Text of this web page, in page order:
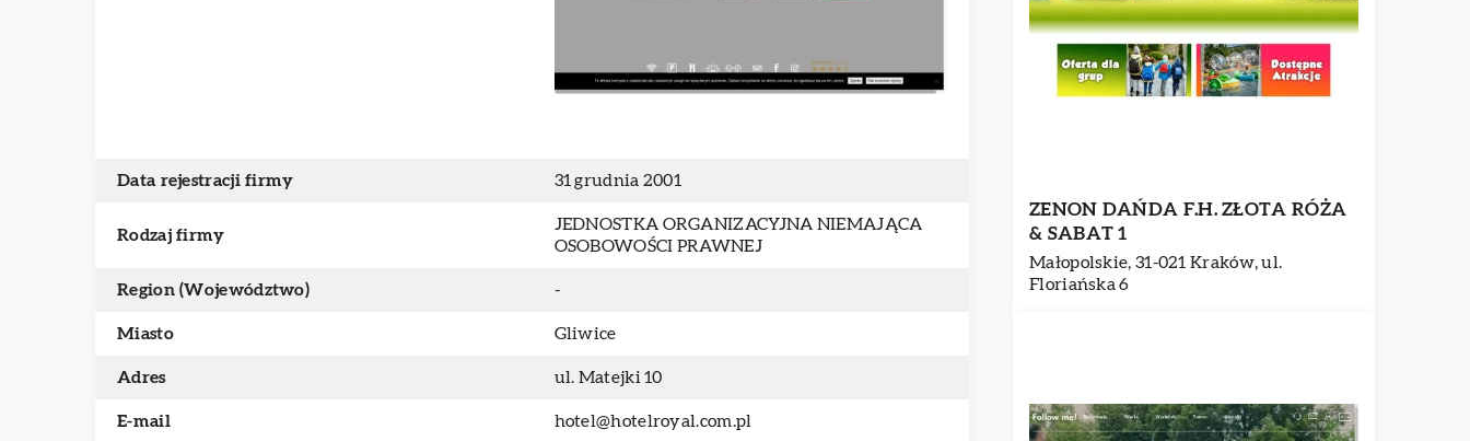
Data rejestracji firmy 31 grudnia 2001
Rodzaj firmy
JEDNOSTKA ORGANIZACYJNA NIEMAJĄCA
OSOBOWOŚCI PRAWNEJ
Region (Województwo) -
Miasto Gliwice
Adres ul. Matejki 10
E-mail hotel@hotelroyal.com.pl
ZENON DAŃDA F.H. ZŁOTA RÓŻA
& SABAT 1
Małopolskie, 31-021 Kraków, ul.
Floriańska 6